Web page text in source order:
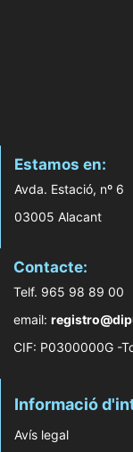
Estamos en:
Avda. Estació, nº 6
03005 Alacant
Contacte:
Telf. 965 98 89 00
email:
CIF: P0300000G -
Informació
Avís legal